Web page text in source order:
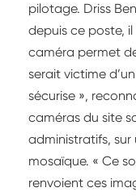
pilotage. Driss
depuis ce poste,
caméra permet
serait victime
sécurise »,
caméras du site
administratifs,
mosaïque. « Ce
renvoient ces